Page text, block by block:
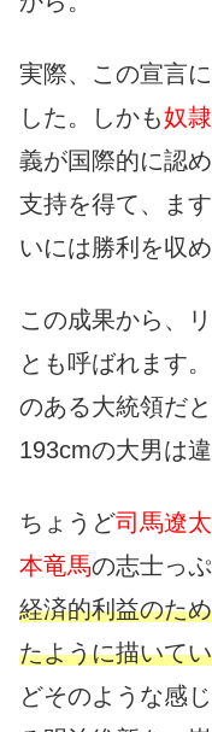
実際、この宣言
した。しかも奴
義が国際的に認
支持を得て、ま
いには勝利を収
この成果から、
とも呼ばれます
のある大統領だ
193cmの大男は違
ちょうど司馬遼
本竜馬の志士っぷ
経済的利益のた
たように描いて
どそのような感